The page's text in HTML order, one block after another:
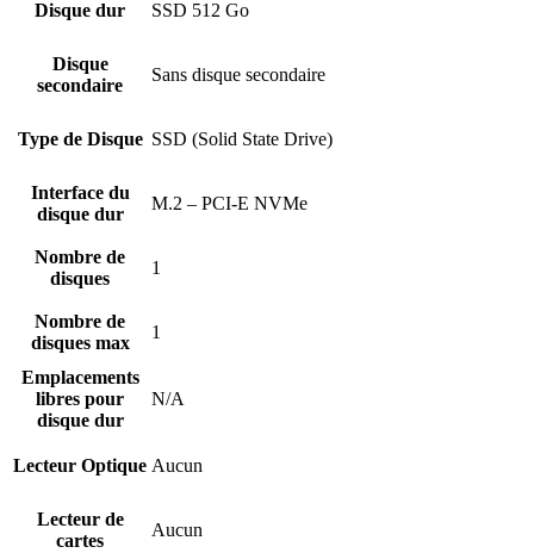
Disque dur SSD 512 Go
Disque
secondaire
Sans disque secondaire
Type de Disque SSD (Solid State Drive)
Interface du
disque dur
M.2 – PCI-E NVMe
Nombre de
disques
1
Nombre de
disques max
1
Emplacements
libres pour
disque dur
N/A
Lecteur Optique Aucun
Lecteur de
cartes
Aucun